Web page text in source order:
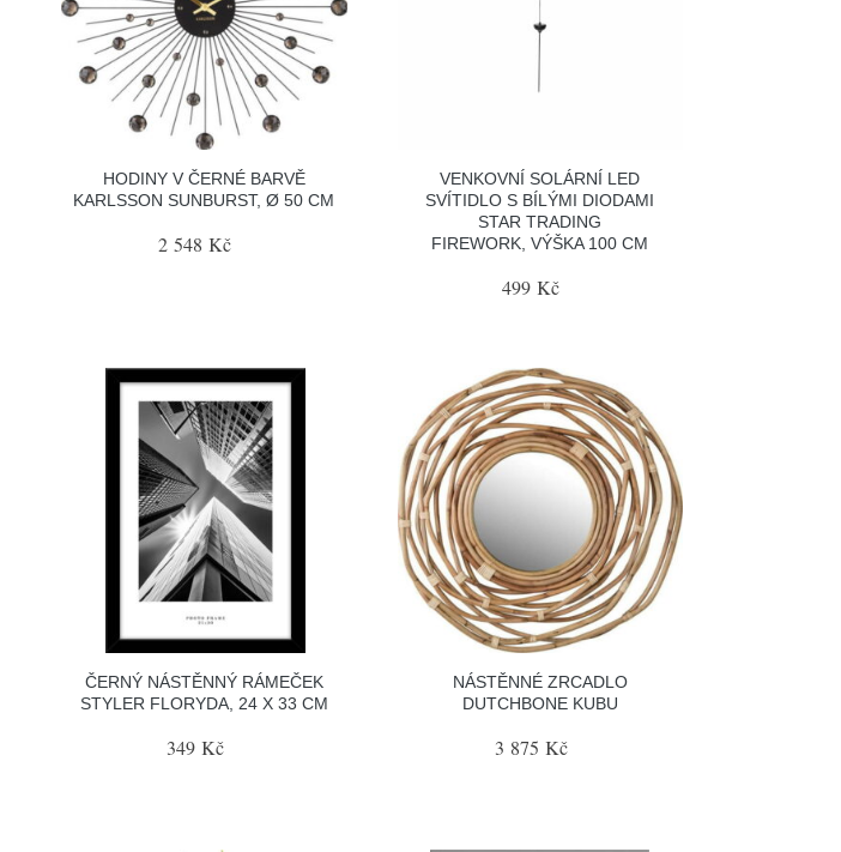
HODINY V ČERNÉ BARVĚ
KARLSSON SUNBURST, Ø 50 CM
2 548 Kč
VENKOVNÍ SOLÁRNÍ LED
SVÍTIDLO S BÍLÝMI DIODAMI
STAR TRADING
FIREWORK, VÝŠKA 100 CM
499 Kč
ČERNÝ NÁSTĚNNÝ RÁMEČEK
STYLER FLORYDA, 24 X 33 CM
349 Kč
NÁSTĚNNÉ ZRCADLO
DUTCHBONE KUBU
3 875 Kč